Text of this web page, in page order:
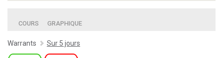
COURS GRAPHIQUE
Warrants Sur 5 jours